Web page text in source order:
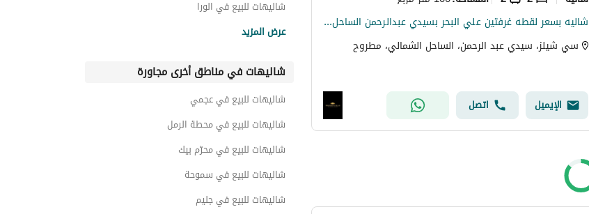
شاليه بسعر لقطه غرفتين علي البحر بسيدي عبدالرحمن الساحل الشمالي بجانب هاسيندا و سي شيلز
سي شيلز، سيدي عبد الرحمن، الساحل الشمالي، مطروح
الإيميل اتصل
شقق للبيع في سي شيلز
عقارات للبيع في سي شيلز
شاليهات للبيع في الورا
شاليهات للبيع في كيو نورث
شاليهات للبيع في هاسيندا وايت
شاليهات للبيع في الكرمه
عرض المزيد
شاليهات في مناطق أخرى مجاورة
شاليهات للبيع في عجمي
شاليهات للبيع في محطة الرمل
شاليهات للبيع في محرّم بيك
شاليهات للبيع في سموحة
شاليهات للبيع في جليم